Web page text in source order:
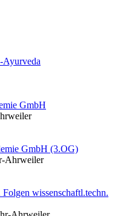
Ayurveda
GmbH
GmbH (3.OG)
Ahrweiler
wissenschaftl.techn.